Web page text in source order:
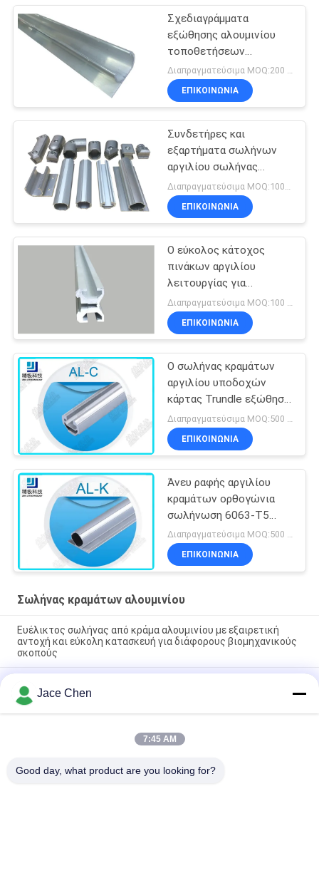
Σχεδιαγράμματα
εξώθησης αλουμινίου
τοποθετήσεων
σωληνώσεων
αλουμινίου cOem 6063
Διαπραγματεύσιμα MOQ:200 μέτρα
ΕΠΙΚΟΙΝΩΝΊΑ
Συνδετήρες και
εξαρτήματα σωλήνων
αργιλίου σωλήνας
κραμάτων αργιλίου 1.7
χιλ.
Διαπραγματεύσιμα MOQ:1000 μέτρα
ΕΠΙΚΟΙΝΩΝΊΑ
Ο εύκολος κάτοχος
πινάκων αργιλίου
λειτουργίας για
συγκεντρώνει το
σύστημα βασανισμού
σωλήνων αργιλίου
ΕΠΙΚΟΙΝΩΝΊΑ
Ο σωλήνας κραμάτων
αργιλίου υποδοχών
κάρτας Trundle εξώθησε
το άνευ ραφής σωλήνας
Al-γ
ΕΠΙΚΟΙΝΩΝΊΑ
Άνευ ραφής αργιλίου
κραμάτων ορθογώνια
σωλήνωση 6063-T5
αργιλίου φλαντζών
σωλήνων διπλή
Διαπραγματεύσιμα MOQ:500 ΜΕΤΡΑ
ΕΠΙΚΟΙΝΩΝΊΑ
Σωλήνας κραμάτων αλουμινίου
Ευέλικτος σωλήνας από κράμα αλουμινίου με εξαιρετική
αντοχή και εύκολη κατασκευή για διάφορους βιομηχανικούς
σκοπούς
Σχεδιαστικό σωλήνα για συναρμολόγηση τραπεζών εργασίας
και ράφων αποθεμάτων
Alloy Pipe από χυτό αλουμίνιο 28mm OD - Ελαφρύ
επαναχρησιμοποιήσιμο σωλήνωμα πλαισίου για βιομηχανικά
Jace Chen
7:45 AM
Good day, what product are you looking for?